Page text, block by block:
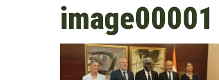
image00001